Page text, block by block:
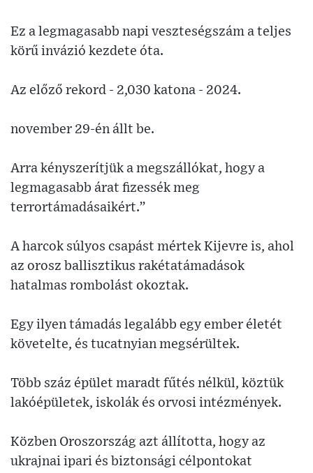
Ez a legmagasabb napi veszteségszám a teljes
körű invázió kezdete óta.
Az előző rekord - 2,030 katona - 2024.
november 29-én állt be.
Arra kényszerítjük a megszállókat, hogy a
legmagasabb árat fizessék meg
terrortámadásaikért.”
A harcok súlyos csapást mértek Kijevre is, ahol
az orosz ballisztikus rakétatámadások
hatalmas rombolást okoztak.
Egy ilyen támadás legalább egy ember életét
követelte, és tucatnyian megsérültek.
Több száz épület maradt fűtés nélkül, köztük
lakóépületek, iskolák és orvosi intézmények.
Közben Oroszország azt állította, hogy az
ukrajnai ipari és biztonsági célpontokat